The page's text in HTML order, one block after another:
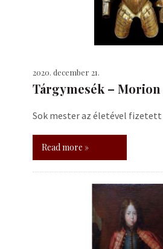
2020. december 21.
Tárgymesék –
Sok mester az életével fizetett
Read more »